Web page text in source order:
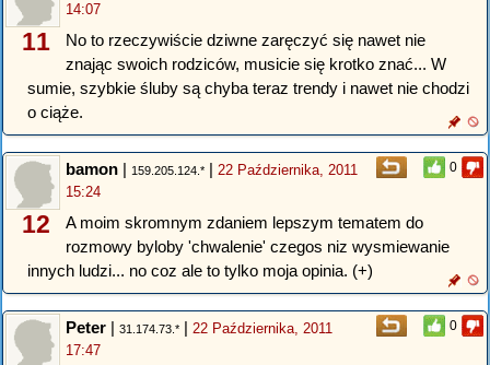
11
14:07
No to rzeczywiście dziwne zaręczyć się nawet nie
znając swoich rodziców, musicie się krotko znać... W
sumie, szybkie śluby są chyba teraz trendy i nawet nie chodzi
o ciąże.
0
12
bamon | 159.205.124.* | 22 Października, 2011
15:24
A moim skromnym zdaniem lepszym tematem do
rozmowy byloby 'chwalenie' czegos niz wysmiewanie
innych ludzi... no coz ale to tylko moja opinia. (+)
0
Peter | 31.174.73.* | 22 Października, 2011
17:47